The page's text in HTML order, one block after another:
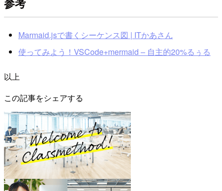
Marmaid.jsで書くシーケンス図 | ITかあさん
使ってみよう！VSCode+mermaid – 自主的20%るぅる
以上
この記事をシェアする